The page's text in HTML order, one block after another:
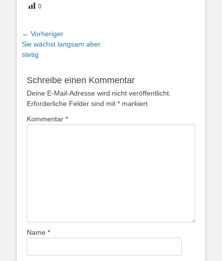
0
Beitragsnavigation
← Vorheriger
Vorheriger
Beitrag:
Sie wächst langsam aber
stetig
Schreibe einen Kommentar
Deine E-Mail-Adresse wird nicht veröffentlicht.
Erforderliche Felder sind mit * markiert
Kommentar *
Name *